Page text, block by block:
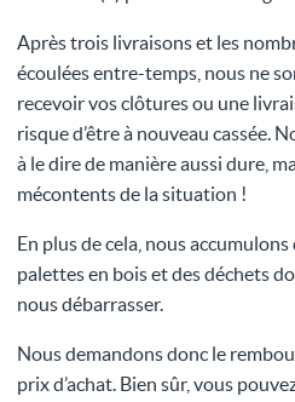
Après trois livraisons et les
écoulées entre-temps, nous ne
recevoir vos clôtures ou une
risque d’être à nouveau cassée.
à le dire de manière aussi dure,
mécontents de la situation !
En plus de cela, nous
palettes en bois et des déchets
nous débarrasser.
Nous demandons donc le
prix d’achat. Bien sûr, vous